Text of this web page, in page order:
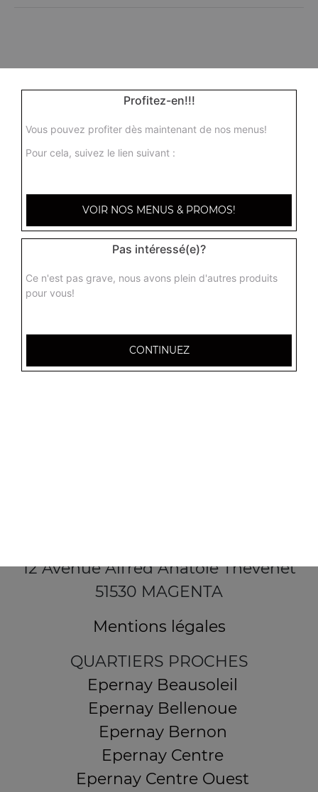
12 Avenue Alfred Anatole Thévenet
51530 MAGENTA
Mentions légales
QUARTIERS PROCHES
Epernay Beausoleil
Epernay Bellenoue
Epernay Bernon
Epernay Centre
Epernay Centre Ouest
Profitez-en!!!
Vous pouvez profiter dès maintenant de nos menus!
Pour cela, suivez le lien suivant :
VOIR NOS MENUS & PROMOS!
Pas intéressé(e)?
Ce n'est pas grave, nous avons plein d'autres produits
pour vous!
CONTINUEZ